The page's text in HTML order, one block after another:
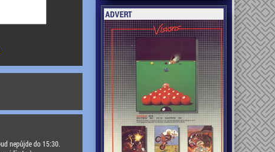
nepůjde do 15:30.
ADVERT